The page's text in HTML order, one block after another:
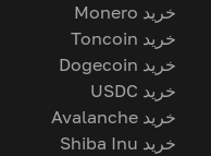
خرید Monero
خرید Toncoin
خرید Dogecoin
خرید USDC
خرید Avalanche
خرید Shiba Inu